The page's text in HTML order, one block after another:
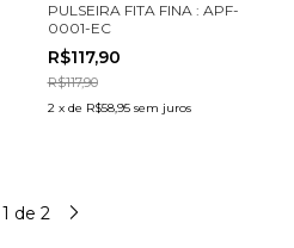
PULSEIRA FITA FINA : APF-
0001-EC
R$117,90
R$117,90
2 x de R$58,95 sem juros
1 de 2